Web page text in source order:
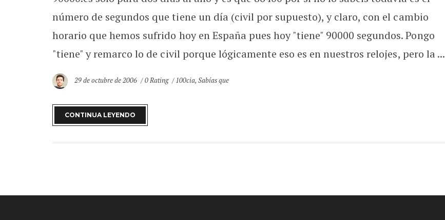
número de segundos que tiene un día (civil por supuesto), y claro, con el cambio
horario que hemos sufrido hoy en España pues hoy "tiene" 90000 segundos. Pongo
"tiene" y remarco lo de civil porque lógicamente eso es en nuestros relojes, pero la ...
29 de octubre de 2006 0 Rating 100cia,Sabías que
CONTINUA LEYENDO